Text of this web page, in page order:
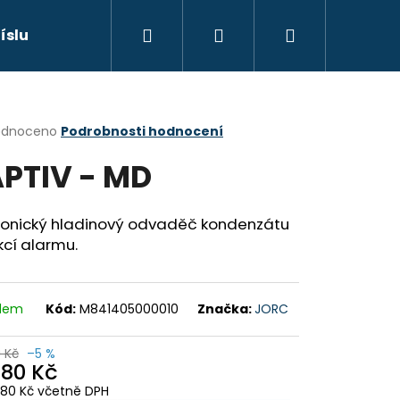
Náhradní díly Výprodej
Přihlášení
Podrobnosti hodnocení
- MD
hladinový odvaděč kondenzátu
alarmu.
Kód: M841405000010 Značka:JORC
Kč –5 %
Kč
Kč včetně DPH